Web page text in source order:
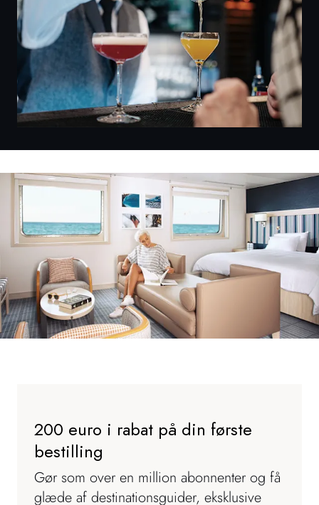
200 euro i rabat på din første
bestilling
Gør som over en million abonnenter og få
glæde af destinationsguider, eksklusive